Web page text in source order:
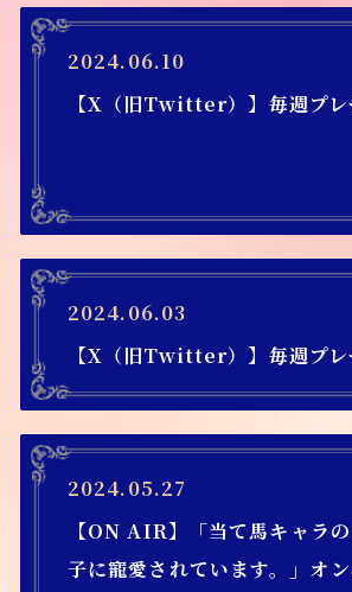
2024.06.10
【X（旧Twitter）】毎週プ
2024.06.03
【X（旧Twitter）】毎週プ
2024.05.27
【ON AIR】「当て馬キャラ
子に寵愛されています。」オ